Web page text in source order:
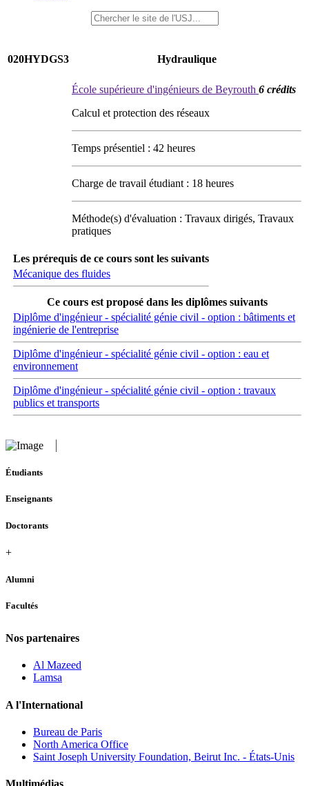
020HYDGS3 Hydraulique
École supérieure d'ingénieurs de Beyrouth 6 crédits
Calcul et protection des réseaux
Temps présentiel : 42 heures
Charge de travail étudiant : 18 heures
Méthode(s) d'évaluation : Travaux dirigés, Travaux
pratiques
Les prérequis de ce cours sont les suivants
Mécanique des fluides
Ce cours est proposé dans les diplômes suivants
Diplôme d'ingénieur - spécialité génie civil - option : bâtiments et
ingénierie de l'entreprise
Diplôme d'ingénieur - spécialité génie civil - option : eau et
environnement
Diplôme d'ingénieur - spécialité génie civil - option : travaux
publics et transports
Étudiants
Enseignants
Doctorants
+
Alumni
Facultés
Nos partenaires
Al Mazeed
Lamsa
A l'International
Bureau de Paris
North America Office
Saint Joseph University Foundation, Beirut Inc. - États-Unis
Multimédias